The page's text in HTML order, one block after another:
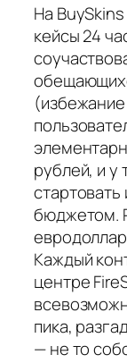
На
кейсы 24
рублей, и у
бюджетом.
Каждый
центре
пика,
— не то